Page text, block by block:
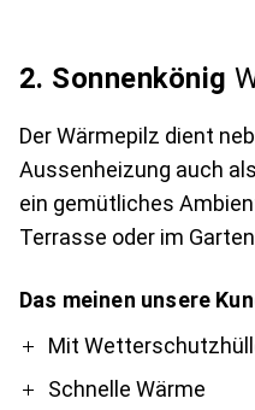
2. Sonnenkönig
Der Wärmepilz dient
Aussenheizung auch
ein gemütliches
Terrasse oder im
Das meinen unsere
ProMit
Schnelle Wärme